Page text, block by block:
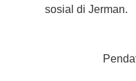
sosial di Jerman.
Pendaftaran